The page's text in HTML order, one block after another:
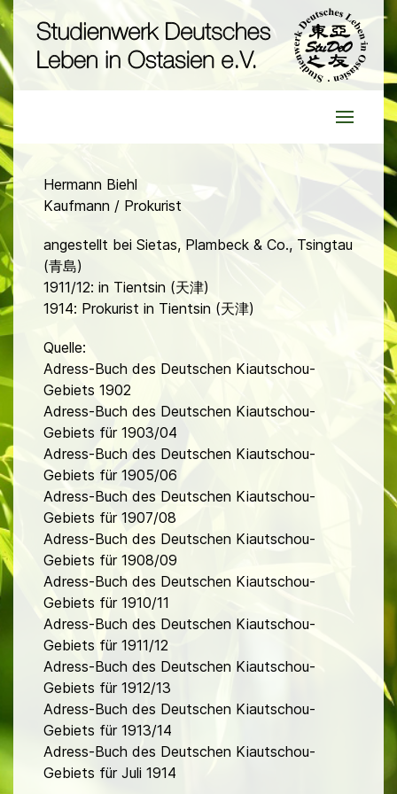
Hermann Biehl
Kaufmann / Prokurist
angestellt bei Sietas, Plambeck & Co., Tsingtau
(青島)
1911/12: in Tientsin (天津)
1914: Prokurist in Tientsin (天津)
Quelle:
Adress-Buch des Deutschen Kiautschou-
Gebiets 1902
Adress-Buch des Deutschen Kiautschou-
Gebiets für 1903/04
Adress-Buch des Deutschen Kiautschou-
Gebiets für 1905/06
Adress-Buch des Deutschen Kiautschou-
Gebiets für 1907/08
Adress-Buch des Deutschen Kiautschou-
Gebiets für 1908/09
Adress-Buch des Deutschen Kiautschou-
Gebiets für 1910/11
Adress-Buch des Deutschen Kiautschou-
Gebiets für 1911/12
Adress-Buch des Deutschen Kiautschou-
Gebiets für 1912/13
Adress-Buch des Deutschen Kiautschou-
Gebiets für 1913/14
Adress-Buch des Deutschen Kiautschou-
Gebiets für Juli 1914